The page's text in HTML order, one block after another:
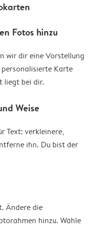
Fotos hinzu
wir dir eine Vorstellung
Karte
liegt bei dir.
Weise
Text: verkleinere,
ihn. Du bist der
Ändere die
hinzu. Wähle